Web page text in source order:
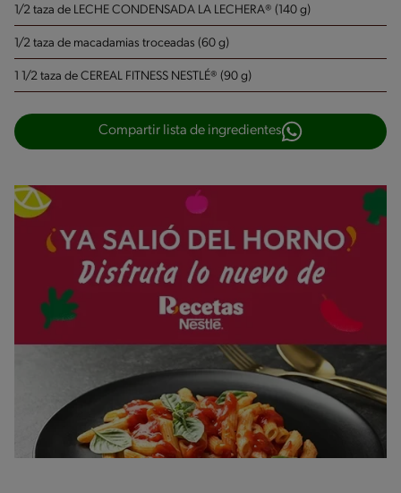
1/2 taza de LECHE CONDENSADA LA LECHERA® (140 g)
1/2 taza de macadamias troceadas (60 g)
1 1/2 taza de CEREAL FITNESS NESTLÉ® (90 g)
Compartir lista de ingredientes